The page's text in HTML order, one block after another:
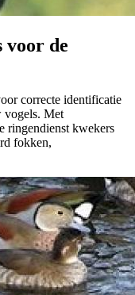
voor de
correcte identificatie
vogels. Met
ringendienst kwekers
fokken,